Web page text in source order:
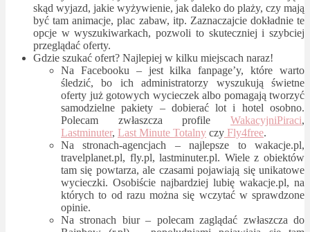
skąd wyjazd, jakie wyżywienie, jak daleko do plaży, czy mają
być tam animacje, plac zabaw, itp. Zaznaczajcie dokładnie te
opcje w wyszukiwarkach, pozwoli to skuteczniej i szybciej
przeglądać oferty.
Gdzie szukać ofert? Najlepiej w kilku miejscach naraz!
Na Facebooku – jest kilka fanpage’y, które warto
śledzić, bo ich administratorzy wyszukują świetne
oferty już gotowych wycieczek albo pomagają tworzyć
samodzielne pakiety – dobierać lot i hotel osobno.
Polecam zwłaszcza profile WakacyjniPiraci,
Lastminuter, Last Minute Totalny czy Fly4free.
Na stronach-agencjach – najlepsze to wakacje.pl,
travelplanet.pl, fly.pl, lastminuter.pl. Wiele z obiektów
tam się powtarza, ale czasami pojawiają się unikatowe
wycieczki. Osobiście najbardziej lubię wakacje.pl, na
których to od razu można się wczytać w sprawdzone
opinie.
Na stronach biur – polecam zaglądać zwłaszcza do